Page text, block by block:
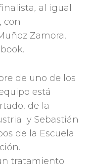
al igual
con
Zamora,
de uno de los
está
de la
y Sebastián
de la Escuela
tratamiento